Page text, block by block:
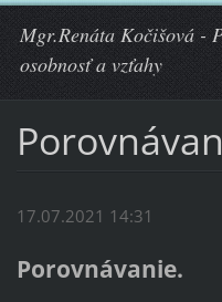
Mgr.Renáta Kočišová -
osobnosť a vzťahy
17.07.2021 14:31
Porovnávanie.